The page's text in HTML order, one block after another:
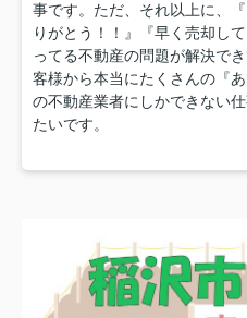
事です。ただ、それ以上に、
りがとう！！』『早く売却し
ってる不動産の問題が解決で
客様から本当にたくさんの『
の不動産業者にしかできない
たいです。